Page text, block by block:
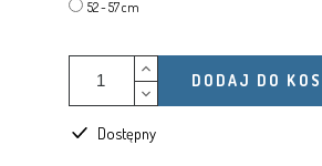
52 - 57 cm
DODAJ DO
Dostępny